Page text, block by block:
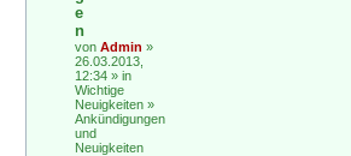
e
n
von Admin »
26.03.2013,
12:34 » in
Wichtige
Neuigkeiten »
Ankündigungen
und
Neuigkeiten